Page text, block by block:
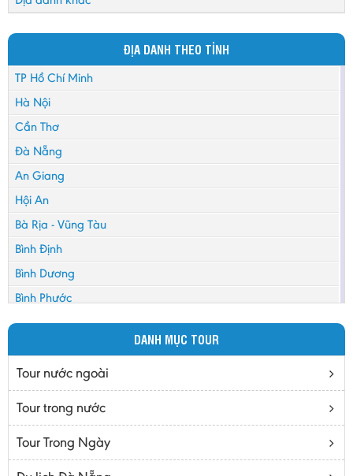
ĐỊA DANH THEO TỈNH
TP Hồ Chí Minh
Hà Nội
Cần Thơ
Đà Nẵng
An Giang
Hội An
Bà Rịa - Vũng Tàu
Bình Định
Bình Dương
Bình Phước
Bình Thuận
Bắc Giang
Bắc Ninh
Bến Tre
Cà mau
DANH MỤC TOUR
Tour nước ngoài
Tour trong nước
Tour Trong Ngày